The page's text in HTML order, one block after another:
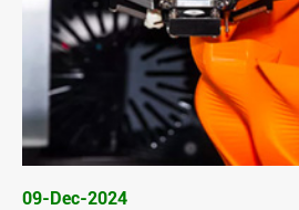
09-Dec-2024